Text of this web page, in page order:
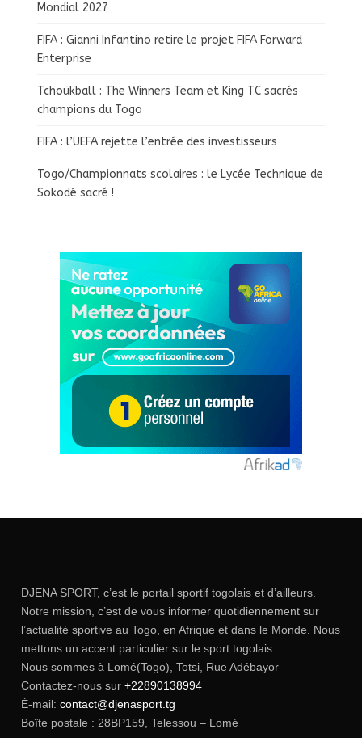
Mondial 2027
FIFA : Gianni Infantino retire le projet FIFA Forward
Enterprise
Tchoukball : The Winners Team et King TC sacrés
champions du Togo
FIFA : l’UEFA rejette l’entrée des investisseurs
Togo/Championnats scolaires : le Lycée Technique de
Sokodé sacré !
DJENA SPORT, c’est le portail sportif togolais et d’ailleurs.
Notre mission, c’est de vous informer quotidiennement sur
l’actualité sportive au Togo, en Afrique et dans le Monde. Nous
mettons un accent particulier sur le sport togolais.
Nous sommes à Lomé(Togo), Totsi, Rue Adébayor
Contactez-nous sur +22890138994
É-mail: contact@djenasport.tg
Boîte postale : 28BP159, Telessou – Lomé